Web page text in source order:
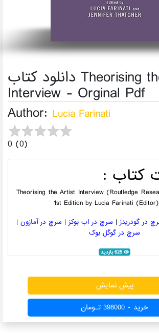
دانلود کتاب Theorising the Artist
Interview - Orginal Pdf
Author:Lucia Farinati
0 (0)
کتاب :
Theorising the Artist Interview (Routledge
1st Edition by Lucia Farinati
در گودریدز| سرچ در اب بوکز| سرچ در آمازون|
سرچ در گوگل بوک
625 بازدید
پیش نمایش
خرید - 398000 تـومان